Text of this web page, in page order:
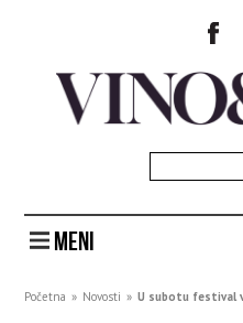
MENI
Početna » Novosti » U subotu festival